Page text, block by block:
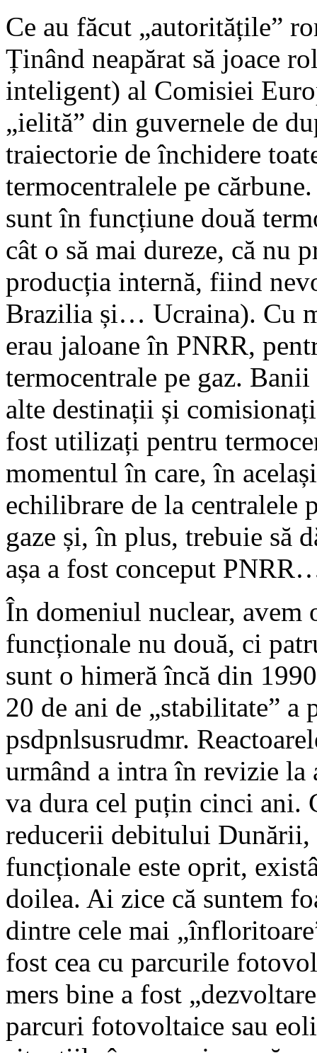
Ce au făcut „autoritățile”
Ținând neapărat să joace
inteligent) al Comisiei
„ielită” din guvernele de
traiectorie de închidere
termocentralele pe
sunt în funcțiune două
cât o să mai dureze, că nu
producția internă, fiind
Brazilia și… Ucraina). Cu
erau jaloane în PNRR,
termocentrale pe gaz.
alte destinații și
fost utilizați pentru
momentul în care, în
echilibrare de la centralele
gaze și, în plus, trebuie să
așa a fost conceput
În domeniul nuclear, avem
funcționale nu două, ci
sunt o himeră încă din
20 de ani de „stabilitate” a
psdpnlsusrudmr.
urmând a intra în revizie la
va dura cel puțin cinci ani.
reducerii debitului Dunării,
funcționale este oprit,
doilea. Ai zice că suntem
dintre cele mai
fost cea cu parcurile
mers bine a fost
parcuri fotovoltaice sau